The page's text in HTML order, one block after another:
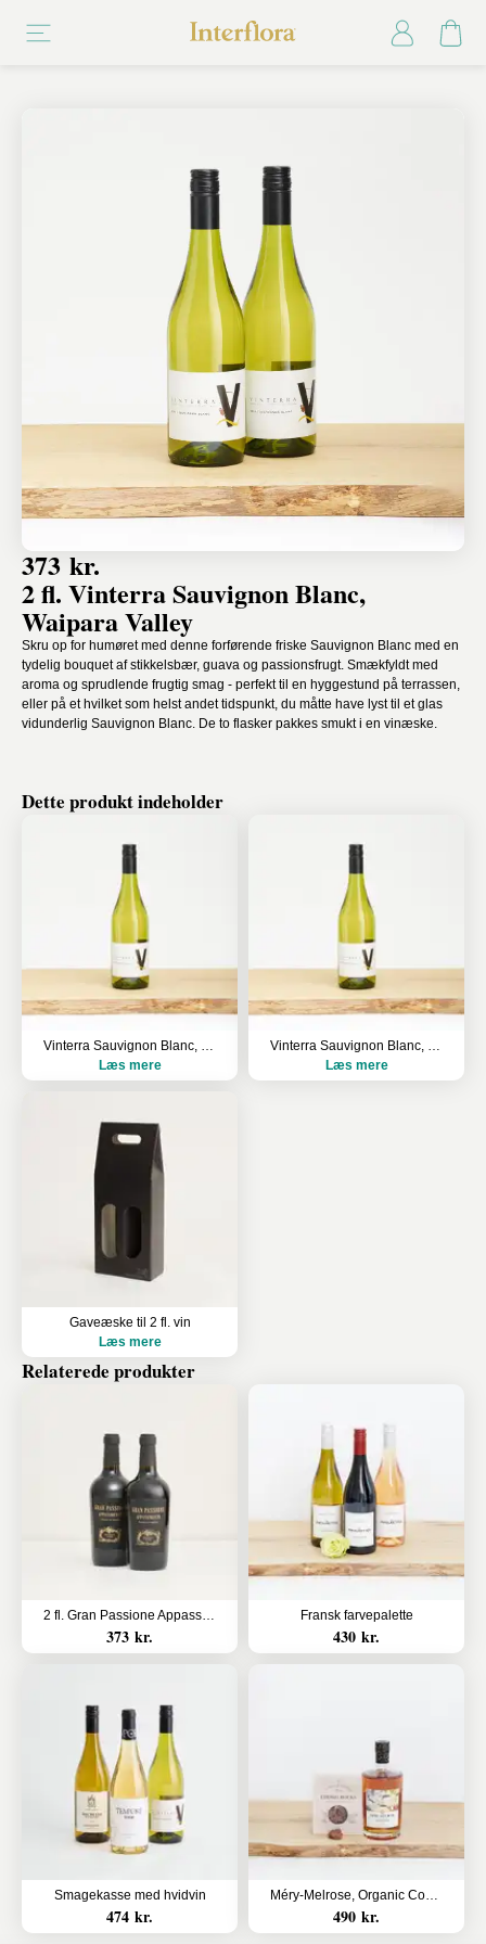
373 kr.
2 fl. Vinterra Sauvignon Blanc,
Waipara Valley
Skru op for humøret med denne forførende friske Sauvignon Blanc med en
tydelig bouquet af stikkelsbær, guava og passionsfrugt. Smækfyldt med
aroma og sprudlende frugtig smag - perfekt til en hyggestund på terrassen,
eller på et hvilket som helst andet tidspunkt, du måtte have lyst til et glas
vidunderlig Sauvignon Blanc. De to flasker pakkes smukt i en vinæske.
Dette produkt indeholder
Vinterra Sauvignon Blanc, Waipara Valley
Læs mere
Vinterra Sauvignon Blanc, Waipara Valley
Læs mere
Gaveæske til 2 fl. vin
Læs mere
Relaterede produkter
2 fl. Gran Passione Appassimento økologisk
373 kr.
Fransk farvepalette
430 kr.
Smagekasse med hvidvin
474 kr.
Méry-Melrose, Organic Cognac med choko rocks
490 kr.